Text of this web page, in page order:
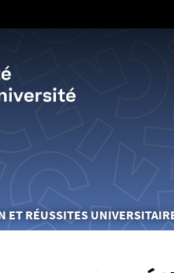
ET RÉUSSITES